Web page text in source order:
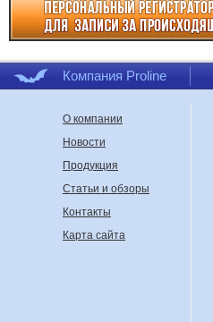
Компания Proline
О компании
Новости
Продукция
Статьи и обзоры
Контакты
Карта сайта